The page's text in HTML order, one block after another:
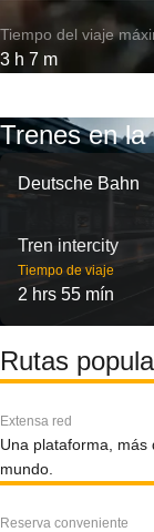
Tiempo del viaje
3 h 7 m
Trenes en
Deutsche Bahn
Tren intercity
Tiempo de viaje
2 hrs 55 mín
Rutas
Extensa red
Una plataforma,
mundo.
Reserva conveniente